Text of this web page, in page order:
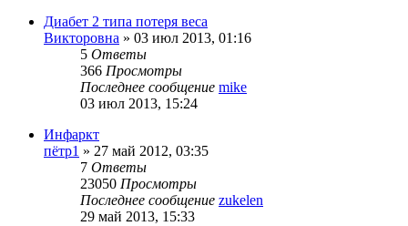
Диабет 2 типа потеря веса
Викторовна » 03 июл 2013, 01:16
5 Ответы
366 Просмотры
Последнее сообщение mike
03 июл 2013, 15:24
Инфаркт
пётр1 » 27 май 2012, 03:35
7 Ответы
23050 Просмотры
Последнее сообщение zukelen
29 май 2013, 15:33